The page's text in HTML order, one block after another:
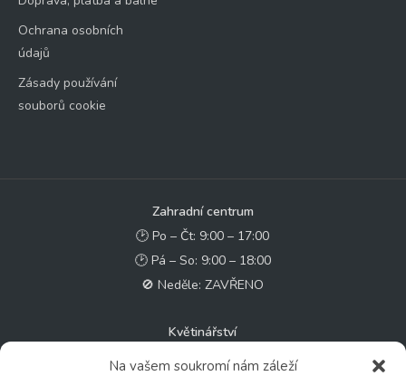
Na vašem soukromí nám záleží
Ochrana osobních
údajů
Zásady používání
souborů cookie
Zahradní centrum
🕑 Po – Čt: 9:00 – 17:00
🕑 Pá – So: 9:00 – 18:00
🚫 Neděle: ZAVŘENO
Květinářství
🕑 Ut – Pá: 9:00 - 12:00 │ 13:00 - 17:00